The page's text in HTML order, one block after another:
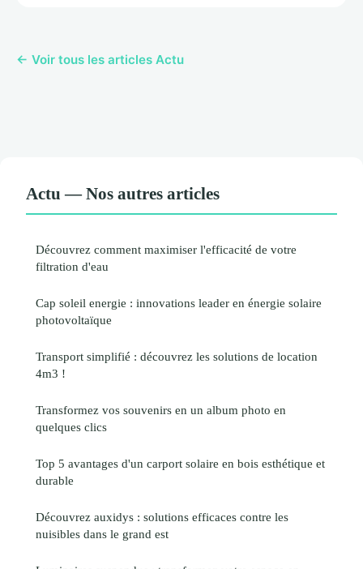
← Voir tous les articles Actu
Actu — Nos autres articles
Découvrez comment maximiser l'efficacité de votre
filtration d'eau
Cap soleil energie : innovations leader en énergie solaire
photovoltaïque
Transport simplifié : découvrez les solutions de location
4m3 !
Transformez vos souvenirs en un album photo en
quelques clics
Top 5 avantages d'un carport solaire en bois esthétique et
durable
Découvrez auxidys : solutions efficaces contre les
nuisibles dans le grand est